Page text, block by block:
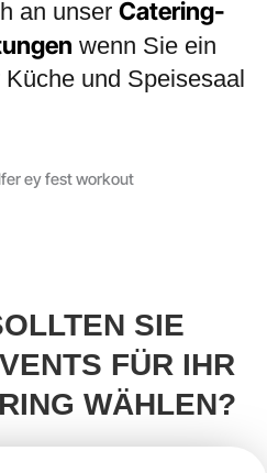
an unser Catering-
wenn Sie ein
und Speisesaal
SIE
FÜR IHR
WÄHLEN?